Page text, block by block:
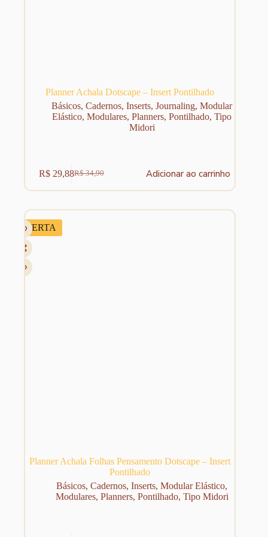
Planner Achala Dotscape – Insert Pontilhado
Básicos,Cadernos,Inserts,Journaling,Modular
Elástico,Modulares,Planners,Pontilhado,Tipo
Midori
R$34,90
O
preço
era:
R$ 29,88O
preço
é:
Adicionar ao carrinho
OFERTA
Planner Achala Folhas Pensamento Dotscape – Insert
Pontilhado
Básicos,Cadernos,Inserts,Modular Elástico,
Modulares, Planners, Pontilhado, Tipo Midori